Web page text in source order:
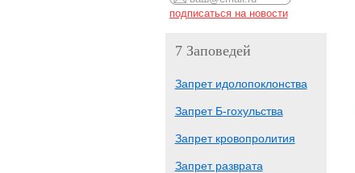
7 Заповедей
Запрет идолопоклонства
Запрет Б-гохульства
Запрет кровопролития
Запрет разврата